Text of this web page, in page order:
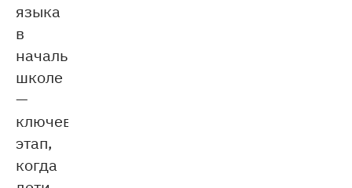
языка
в
начальной
школе
—
ключевой
этап,
когда